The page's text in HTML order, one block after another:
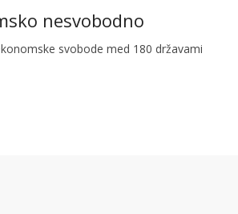
nesvobodno
svobode med 180 državami